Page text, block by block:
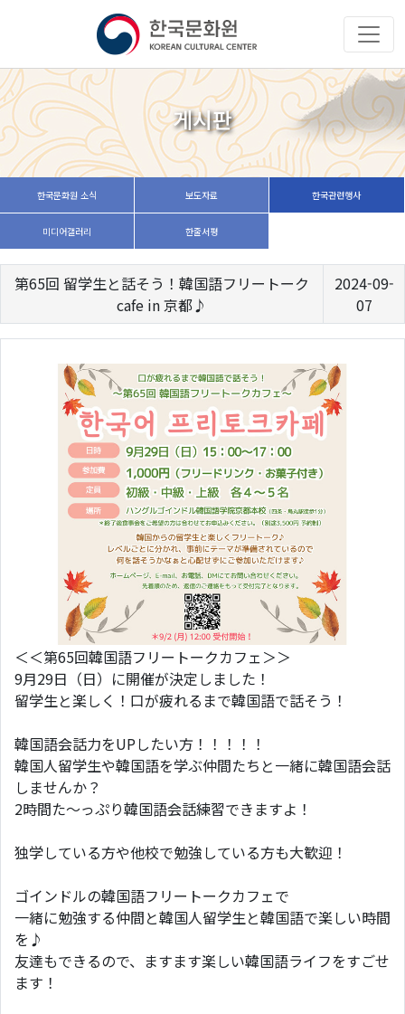
게시판
한국문화원 소식 보도자료 한국관련행사
미디어갤러리 한줄서평
第65回 留学生と話そう！韓国語フリートーク
cafe in 京都♪
2024-09-
07
＜＜第65回韓国語フリートークカフェ＞＞
9月29日（日）に開催が決定しました！
留学生と楽しく！口が疲れるまで韓国語で話そう！
韓国語会話力をUPしたい方！！！！！
韓国人留学生や韓国語を学ぶ仲間たちと一緒に韓国語会話
しませんか？
2時間た～っぷり韓国語会話練習できますよ！
独学している方や他校で勉強している方も大歓迎！
ゴインドルの韓国語フリートークカフェで
一緒に勉強する仲間と韓国人留学生と韓国語で楽しい時間
を♪
友達もできるので、ますます楽しい韓国語ライフをすごせ
ます！